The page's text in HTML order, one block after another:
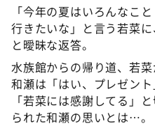
「今年の夏はいろんなこ
行きたいな」と言う若菜
と曖昧な返答。
水族館からの帰り道、若菜
和瀬は「はい、プレゼント
「若菜には感謝してる」
られた和瀬の思いとは…。